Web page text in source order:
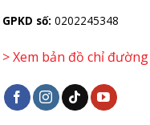
GPKD số: 0202245348
> Xem bản đồ chỉ đường